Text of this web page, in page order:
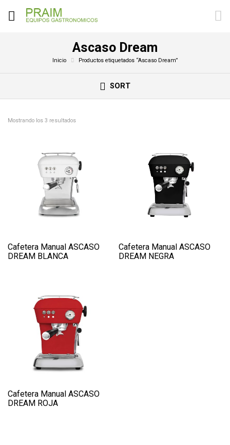
Ascaso Dream
Inicio Productos etiquetados “Ascaso Dream”
SORT
Mostrando los 3 resultados
Cafetera Manual ASCASO
DREAM BLANCA
Cafetera Manual ASCASO
DREAM NEGRA
Cafetera Manual ASCASO
DREAM ROJA